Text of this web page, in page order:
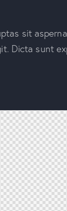
sit
Dicta sunt